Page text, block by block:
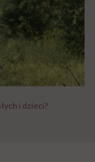
i dzieci?